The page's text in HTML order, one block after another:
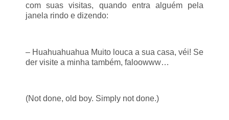
com suas visitas, quando entra alguém pela
janela rindo e dizendo:
– Huahuahuahua Muito louca a sua casa, véi! Se
der visite a minha também, faloowww…
(Not done, old boy. Simply not done.)